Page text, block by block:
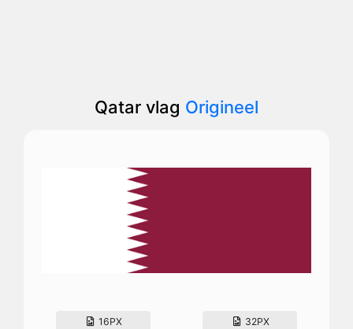
Qatar vlag Origineel
16PX 32PX